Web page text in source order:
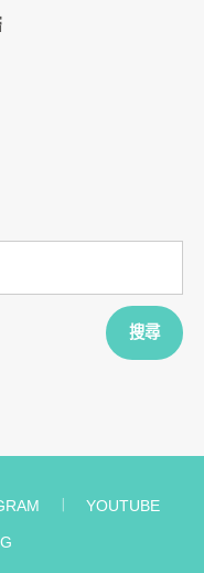
搜尋
YOUTUBE